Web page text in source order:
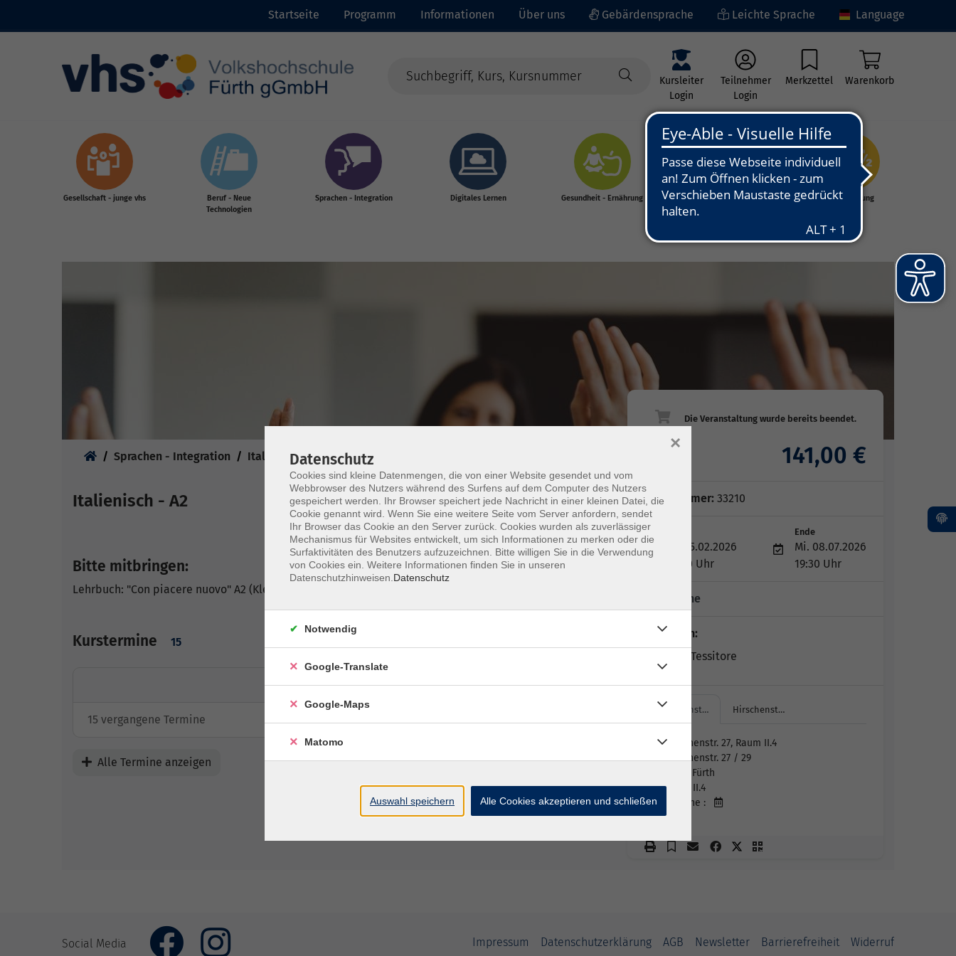
Startseite Programm Informationen Über uns Gebärdensprache Leichte Sprache Language
Kursleiter
Login
Teilnehmer
Login
Merkzettel Warenkorb
Gesellschaft - junge vhs
Beruf - Neue
Technologien
Sprachen - Integration Digitales Lernen Gesundheit - Ernährung
Kunst - Kultur -
Grundbildung
Sprachen - Integration Italienisch Italienisch - A2*
Italienisch - A2
Bitte mitbringen:
Lehrbuch: "Con piacere nuovo" A2 (Klett Verlag) Kurs- und Übungsbuch ab Lekt. 7/8
Kurstermine 15
Ort / Raum
15 vergangene Termine
Alle Termine anzeigen
141,00 €
Kursnummer: 33210
Mi. 25.02.2026
18:00 Uhr
Ende
Mi. 08.07.2026
19:30 Uhr
15 Termine
Dozent*in:
Nicolina Tessitore
Hirschenst… Hirschenst…
Hirschenstr. 27, Raum II.4
Hirschenstr. 27 / 29
90762 Fürth
Raum II.4
Termine :
Social Media Impressum Datenschutzerklärung AGB Newsletter Barrierefreiheit Widerruf
Datenschutz
Cookies sind kleine Datenmengen, die von einer Website gesendet und vom
Webbrowser des Nutzers während des Surfens auf dem Computer des Nutzers
gespeichert werden. Ihr Browser speichert jede Nachricht in einer kleinen Datei, die
Cookie genannt wird. Wenn Sie eine weitere Seite vom Server anfordern, sendet
Ihr Browser das Cookie an den Server zurück. Cookies wurden als zuverlässiger
Mechanismus für Websites entwickelt, um sich Informationen zu merken oder die
Surfaktivitäten des Benutzers aufzuzeichnen. Bitte willigen Sie in die Verwendung
von Cookies ein. Weitere Informationen finden Sie in unseren
Datenschutzhinweisen. Datenschutz
×
Notwendig
Google-Translate
Google-Maps
Matomo
Auswahl speichern Alle Cookies akzeptieren und schließen